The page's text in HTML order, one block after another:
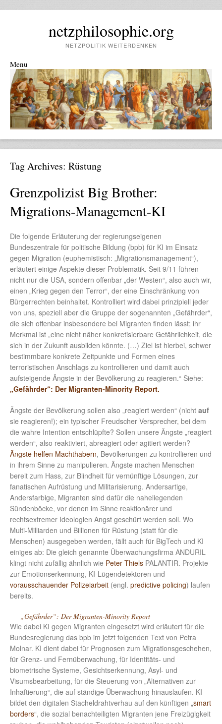
netzphilosophie.org
NETZPOLITIK WEITERDENKEN
Menu
Skip to content
Tag Archives: Rüstung
Grenzpolizist Big Brother:
Migrations-Management-KI
Die folgende Erläuterung der regierungseigenen
Bundeszentrale für politische Bildung (bpb) für KI im Einsatz
gegen Migration (euphemistisch: „Migrationsmanagement“),
erläutert einige Aspekte dieser Problematik. Seit 9/11 führen
nicht nur die USA, sondern offenbar „der Westen“, also auch wir,
einen „Krieg gegen den Terror“, der eine Einschränkung von
Bürgerrechten beinhaltet. Kontrolliert wird dabei prinzipiell jeder
von uns, speziell aber die Gruppe der sogenannten „Gefährder“,
die sich offenbar insbesondere bei Migranten finden lässt; ihr
Merkmal ist „eine nicht näher konkretisierbare Gefährlichkeit, die
sich in der Zukunft ausbilden könnte. (…) Ziel ist hierbei, schwer
bestimmbare konkrete Zeitpunkte und Formen eines
terroristischen Anschlags zu kontrollieren und damit auch
aufsteigende Ängste in der Bevölkerung zu reagieren.“ Siehe:
„Gefährder“: Der Migranten-Minority Report.
Ängste der Bevölkerung sollen also „reagiert werden“ (nicht auf
sie reagieren!); ein typischer Freudscher Versprecher, bei dem
die wahre Intention entschlüpfte? Sollen unsere Ängste „reagiert
werden“, also reaktiviert, abreagiert oder agitiert werden?
Ängste helfen Machthabern, Bevölkerungen zu kontrollieren und
in ihrem Sinne zu manipulieren. Ängste machen Menschen
bereit zum Hass, zur Blindheit für vernünftige Lösungen, zur
fanatischen Aufrüstung und Militarisierung. Andersartige,
Andersfarbige, Migranten sind dafür die naheliegenden
Sündenböcke, vor denen im Sinne reaktionärer und
rechtsextremer Ideologien Angst geschürt werden soll. Wo
Multi-Milliarden und Billionen für Rüstung (statt für die
Menschen) ausgegeben werden, fällt auch für BigTech und KI
einiges ab: Die gleich genannte Überwachungsfirma ANDURIL
klingt nicht zufällig ähnlich wie Peter Thiels PALANTIR. Projekte
zur Emotionserkennung, KI-Lügendetektoren und
vorausschauender Polizeiarbeit (engl. predictive policing) laufen
bereits.
„Gefährder“: Der Migranten-Minority Report
Wie dabei KI gegen Migranten eingesetzt wird erläutert für die
Bundesregierung das bpb im jetzt folgenden Text von Petra
Molnar. KI dient dabei für Prognosen zum Migrationsgeschehen,
für Grenz- und Fernüberwachung, für Identitäts- und
biometrische Systeme, Gesichtserkennung, Asyl- und
Visumsbearbeitung, für die Steuerung von „Alternativen zur
Inhaftierung“, die auf ständige Überwachung hinauslaufen. KI
bildet den digitalen Stacheldrahtverhau auf den künftigen „smart
borders“, die sozial benachteiligten Migranten jene Freizügigkeit